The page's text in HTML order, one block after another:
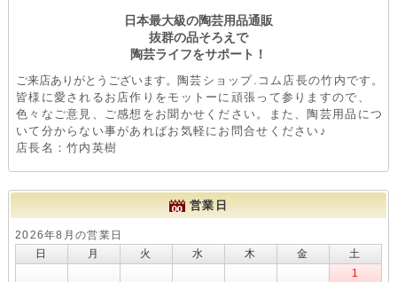
日本最大級の陶芸用品通販
抜群の品そろえで
陶芸ライフをサポート！
ご来店ありがとうございます。 陶芸ショップ.コム店長の竹内です。
皆様に愛されるお店作りをモットーに頑張って参りますので、
色々なご意見、ご感想をお聞かせください。また、陶芸用品につ
いて分からない事があればお気軽にお問合せください♪
店長名：竹内英樹
営業日
2026年8月の営業日
日
月 火 水 木 金
土
1